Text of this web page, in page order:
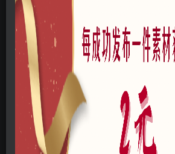
我是一名景观设计师